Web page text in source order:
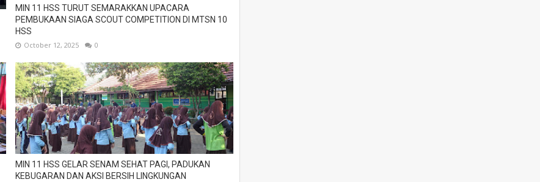
MIN 11 HSS TURUT SEMARAKKAN UPACARA
PEMBUKAAN SIAGA SCOUT COMPETITION DI MTSN 10
HSS
October 12, 2025 0
MIN 11 HSS GELAR SENAM SEHAT PAGI, PADUKAN
KEBUGARAN DAN AKSI BERSIH LINGKUNGAN